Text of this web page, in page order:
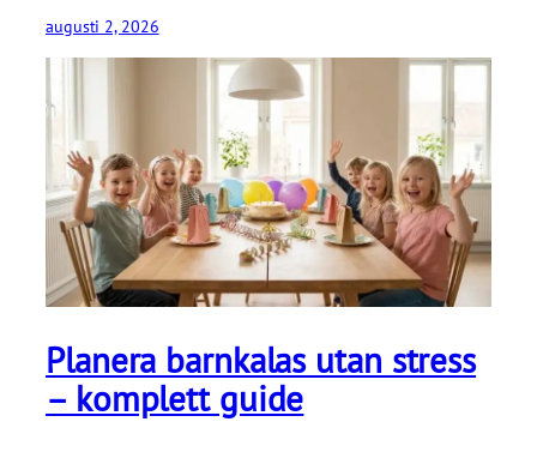
augusti 2, 2026
Planera barnkalas utan stress
– komplett guide